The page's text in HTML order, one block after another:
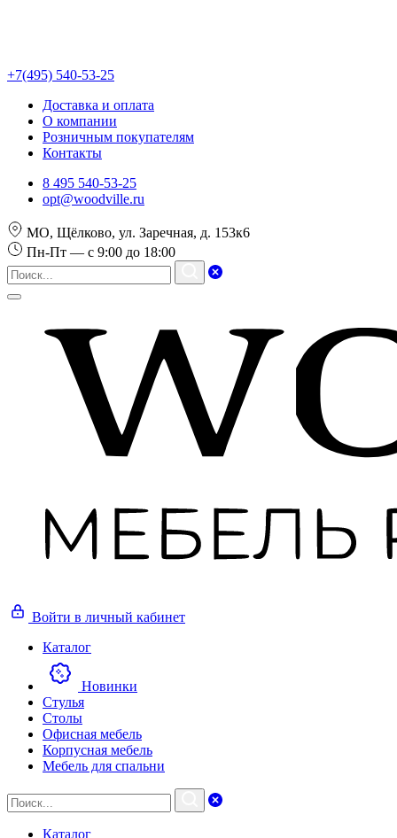
+7(495) 540-53-25
Доставка и оплата
О компании
Розничным покупателям
Контакты
8 495 540-53-25
opt@woodville.ru
МО, Щёлково, ул. Заречная, д. 153к6
Пн-Пт — с 9:00 до 18:00
Войти в личный кабинет
Каталог
Новинки
Стулья
Столы
Офисная мебель
Корпусная мебель
Мебель для спальни
Каталог